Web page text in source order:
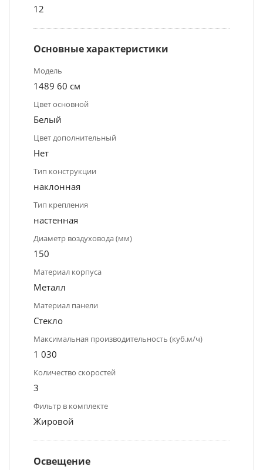
12
Основные характеристики
Модель
1489 60 см
Цвет основной
Белый
Цвет дополнительный
Нет
Тип конструкции
наклонная
Тип крепления
настенная
Диаметр воздуховода (мм)
150
Материал корпуса
Металл
Материал панели
Стекло
Максимальная производительность (куб.м/ч)
1 030
Количество скоростей
3
Фильтр в комплекте
Жировой
Освещение